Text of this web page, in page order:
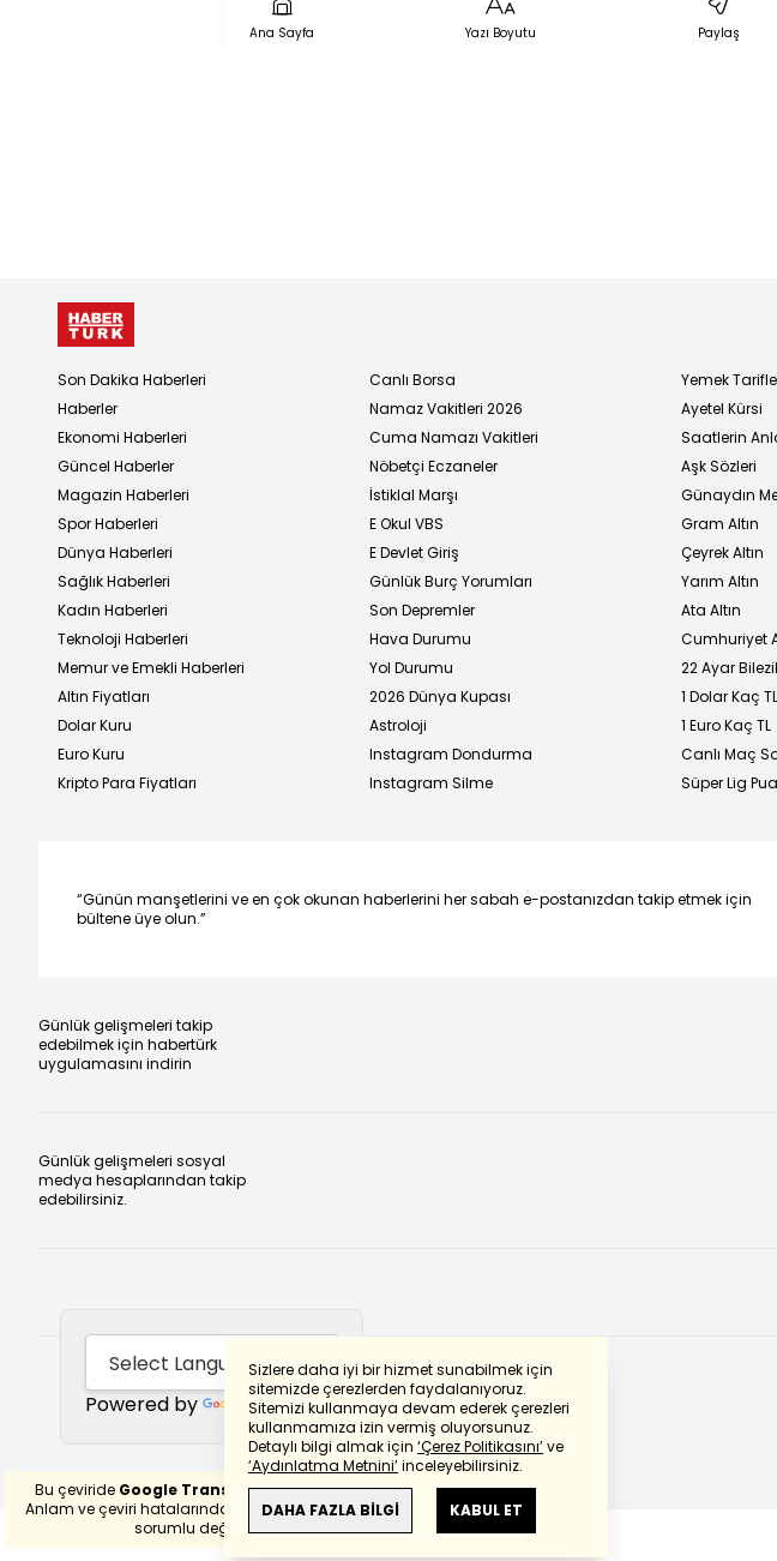
Ana Sayfa Yazı Boyutu Paylaş
Sizlere daha iyi bir hizmet sunabilmek için
sitemizde çerezlerden faydalanıyoruz.
Sitemizi kullanmaya devam ederek çerezleri
kullanmamıza izin vermiş oluyorsunuz.
Detaylı bilgi almak için ‘Çerez Politikasını’ve
‘Aydınlatma Metnini’inceleyebilirsiniz.
DAHA FAZLA BİLGİ KABUL ET
Son Dakika Haberleri
Haberler
Ekonomi Haberleri
Güncel Haberler
Magazin Haberleri
Spor Haberleri
Dünya Haberleri
Sağlık Haberleri
Kadın Haberleri
Teknoloji Haberleri
Memur ve Emekli Haberleri
Altın Fiyatları
Dolar Kuru
Euro Kuru
Kripto Para Fiyatları
Canlı Borsa
Namaz Vakitleri 2026
Cuma Namazı Vakitleri
Nöbetçi Eczaneler
İstiklal Marşı
E Okul VBS
E Devlet Giriş
Günlük Burç Yorumları
Son Depremler
Hava Durumu
Yol Durumu
2026 Dünya Kupası
Astroloji
Instagram Dondurma
Instagram Silme
Yemek
Ayetel Kürsi
Saatlerin
Aşk Sözleri
Günaydın
Gram Altın
Çeyrek Altın
Yarım Altın
Ata Altın
Cumhuriyet
22 Ayar
1 Dolar Kaç TL
1 Euro Kaç TL
Canlı Maç
Süper Lig
“Günün manşetlerini ve en çok okunan haberlerini her sabah e-postanızdan takip etmek için
bültene üye olun.”
Günlük gelişmeleri takip
edebilmek için habertürk
uygulamasını indirin
Günlük gelişmeleri sosyal
medya hesaplarından takip
edebilirsiniz.
Powered by Translate
Bu çeviride Google Transletekullanılmıştır.
Anlam ve çeviri hatalarından
haberturk.com
sorumlu değildir.